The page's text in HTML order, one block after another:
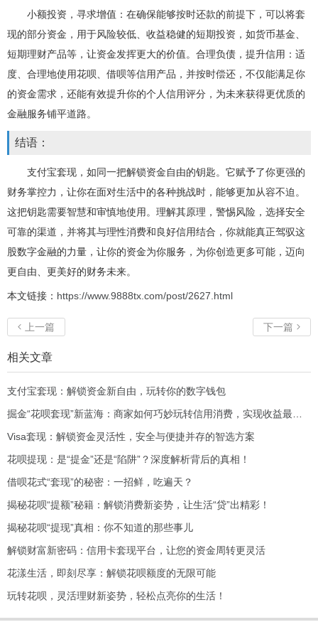
小额投资，寻求增值：在确保能够按时还款的前提下，可以将套
现的部分资金，用于风险较低、收益稳健的短期投资，如货币基金、
短期理财产品等，让资金发挥更大的价值。合理负债，提升信用：适
度、合理地使用花呗、借呗等信用产品，并按时偿还，不仅能满足你
的资金需求，还能有效提升你的个人信用评分，为未来获得更优质的
金融服务铺平道路。
结语：
支付宝套现，如同一把解锁资金自由的钥匙。它赋予了你更强的
财务掌控力，让你在面对生活中的各种挑战时，能够更加从容不迫。
这把钥匙需要智慧和审慎地使用。理解其原理，警惕风险，选择安全
可靠的渠道，并将其与理性消费和良好信用结合，你就能真正驾驭这
股数字金融的力量，让你的资金为你服务，为你创造更多可能，迈向
更自由、更美好的财务未来。
本文链接： https://www.9888tx.com/post/2627.html
 上一篇 下一篇 
相关文章
支付宝套现：解锁资金新自由，玩转你的数字钱包
Visa套现：解锁资金灵活性，安全与便捷并存的智选方案
花呗提现：是“提金”还是“陷阱”？深度解析背后的真相！
借呗花式“套现”的秘密：一招鲜，吃遍天？
揭秘花呗“提额”秘籍：解锁消费新姿势，让生活“贷”出精彩！
揭秘花呗“提现”真相：你不知道的那些事儿
解锁财富新密码：信用卡套现平台，让您的资金周转更灵活
花漾生活，即刻尽享：解锁花呗额度的无限可能
玩转花呗，灵活理财新姿势，轻松点亮你的生活！